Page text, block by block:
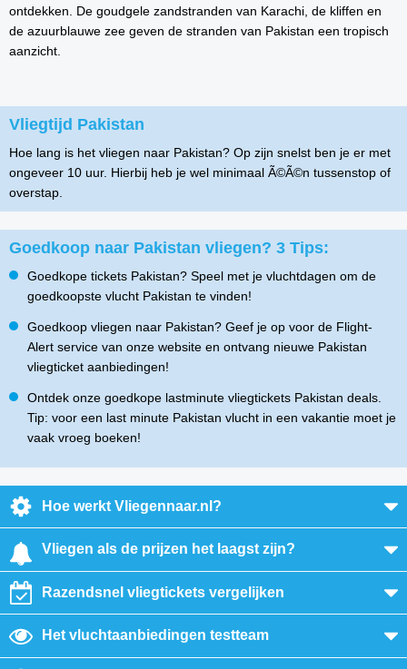
ontdekken. De goudgele zandstranden van Karachi, de kliffen en
de azuurblauwe zee geven de stranden van Pakistan een tropisch
aanzicht.
Vliegtijd Pakistan
Hoe lang is het vliegen naar Pakistan? Op zijn snelst ben je er met
ongeveer 10 uur. Hierbij heb je wel minimaal Ã©Ã©n tussenstop of
overstap.
Goedkoop naar Pakistan vliegen? 3 Tips:
Goedkope tickets Pakistan? Speel met je vluchtdagen om de
goedkoopste vlucht Pakistan te vinden!
Goedkoop vliegen naar Pakistan? Geef je op voor de Flight-
Alert service van onze website en ontvang nieuwe Pakistan
vliegticket aanbiedingen!
Ontdek onze goedkope lastminute vliegtickets Pakistan deals.
Tip: voor een last minute Pakistan vlucht in een vakantie moet je
vaak vroeg boeken!
Hoe werkt Vliegennaar.nl?
Vliegen als de prijzen het laagst zijn?
Razendsnel vliegtickets vergelijken
Het vluchtaanbiedingen testteam